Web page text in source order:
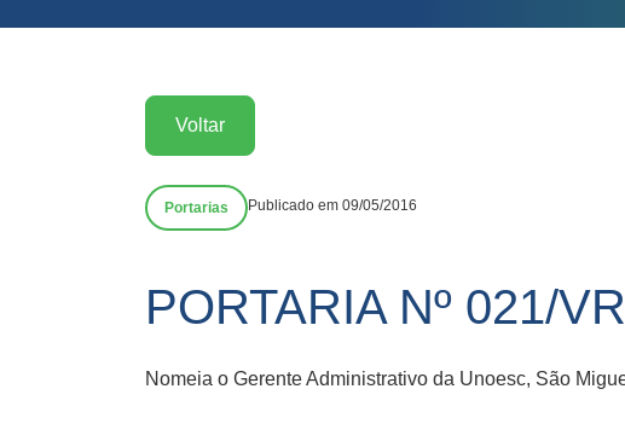
Voltar
Portarias Publicado em 09/05/2016
PORTARIA Nº 021/
Nomeia o Gerente Administrativo da Unoesc, São